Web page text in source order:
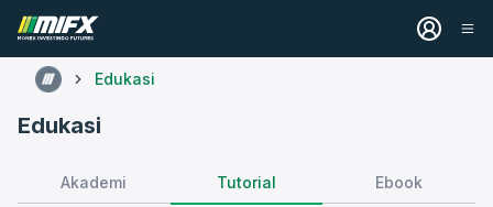
Edukasi
Edukasi
Akademi Tutorial Ebook